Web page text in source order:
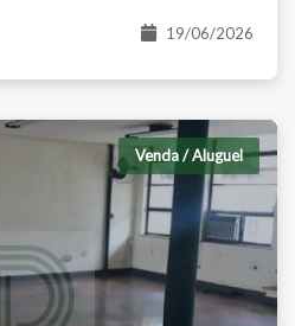
19/06/2026
Venda / Aluguel